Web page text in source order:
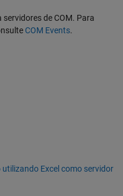
de COM. Para
COM Events.
Excel como servidor